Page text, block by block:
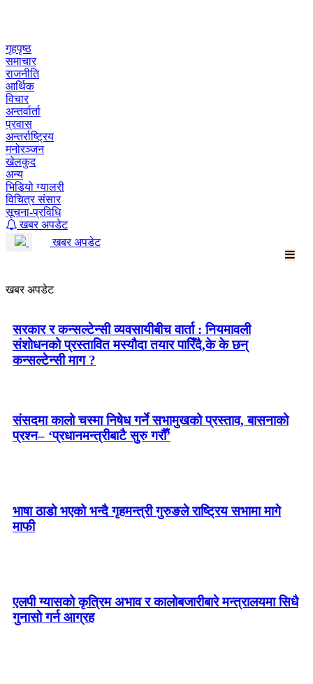
गृहपृष्ठ
समाचार
राजनीति
आर्थिक
विचार
अन्तर्वार्ता
प्रवास
अन्तर्राष्ट्रिय
मनोरञ्जन
खेलकुद
अन्य
भिडियो ग्यालरी
विचित्र संसार
सूचना-प्रविधि
खबर अपडेट
खबर अपडेट
खबर अपडेट
सरकार र कन्सल्टेन्सी व्यवसायीबीच वार्ता : नियमावली
संशोधनको प्रस्तावित मस्यौदा तयार पारिँदै,के के छन्
कन्सल्टेन्सी माग ?
संसदमा कालो चस्मा निषेध गर्ने सभामुखको प्रस्ताव, बासनाको
प्रश्न– ‘प्रधानमन्त्रीबाटै सुरु गरौँ’
भाषा ठाडो भएको भन्दै गृहमन्त्री गुरुङले राष्ट्रिय सभामा मागे
माफी
एलपी ग्यासको कृत्रिम अभाव र कालोबजारीबारे मन्त्रालयमा सिधै
गुनासो गर्न आग्रह